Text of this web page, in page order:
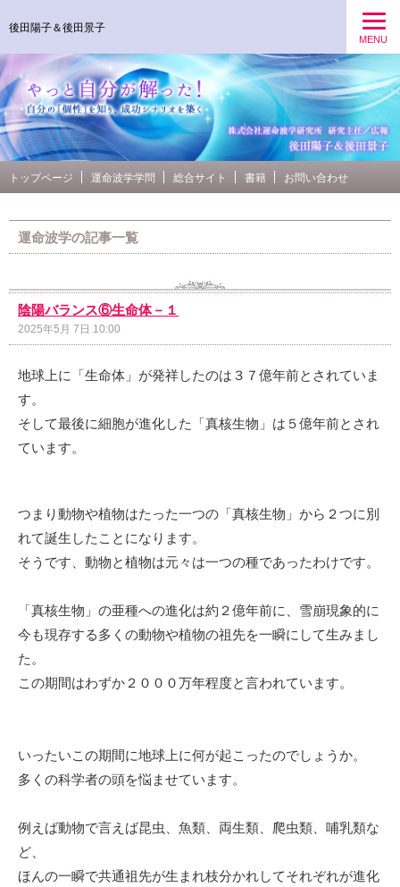
後田陽子＆後田景子
MENU
トップページ 運命波学学問 総合サイト 書籍 お問い合わせ
運命波学の記事一覧
陰陽バランス⑥生命体－１
2025年5月 7日 10:00
地球上に「生命体」が発祥したのは３７億年前とされていま
す。
そして最後に細胞が進化した「真核生物」は５億年前とされ
ています。
つまり動物や植物はたった一つの「真核生物」から２つに別
れて誕生したことになります。
そうです、動物と植物は元々は一つの種であったわけです。
「真核生物」の亜種への進化は約２億年前に、雪崩現象的に
今も現存する多くの動物や植物の祖先を一瞬にして生みまし
た。
この期間はわずか２０００万年程度と言われています。
いったいこの期間に地球上に何が起こったのでしょうか。
多くの科学者の頭を悩ませています。
例えば動物で言えば昆虫、魚類、両生類、爬虫類、哺乳類な
ど、
ほんの一瞬で共通祖先が生まれ枝分かれしてそれぞれが進化